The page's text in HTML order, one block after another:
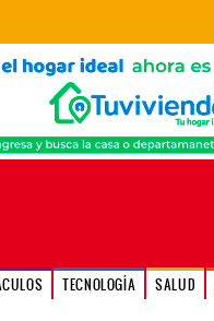
TECNOLOGÍA SALUD